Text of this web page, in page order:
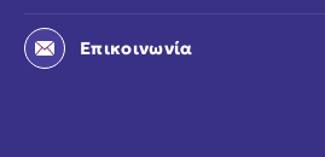
Επικοινωνία